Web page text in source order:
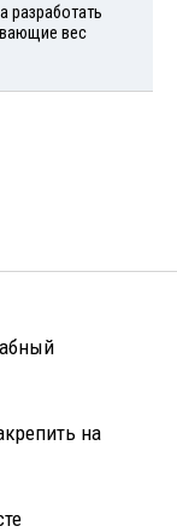
разработать
вес
на